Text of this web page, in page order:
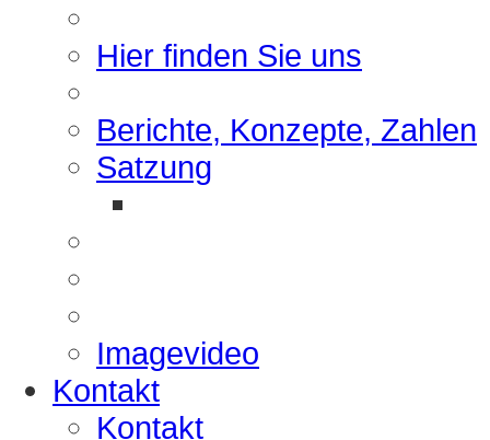
Hier finden Sie uns
Berichte, Konzepte, Zahlen
Satzung
Imagevideo
Kontakt
Kontakt